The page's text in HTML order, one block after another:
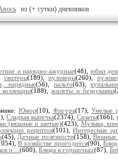
из (+ сутки) дневников
и нарядно-ажурные(48), юбки
свитеры(189), пуловеры(260),
нарядные(56),пальто(63),
(188),жилеты и безрукавки
Юмор(10), Фигура(17),Умелые
Сладкая выпечка(2374), Салаты(166),
(вязаные и шитые)(423), Музыка,
рецептов(101),Интересные
(45), Дачные полезности(158),Вязаные
В хозяйстве пригодится(90),
и ... (600), Блюда в горшочках(87),